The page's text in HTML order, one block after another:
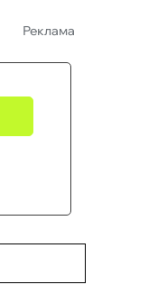
Реклама